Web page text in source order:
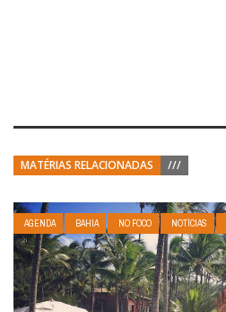
MATÉRIAS RELACIONADAS ///
AGENDA BAHIA NO FOCO NOTÍCIAS